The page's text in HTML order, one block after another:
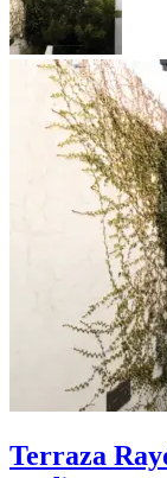
Terraza